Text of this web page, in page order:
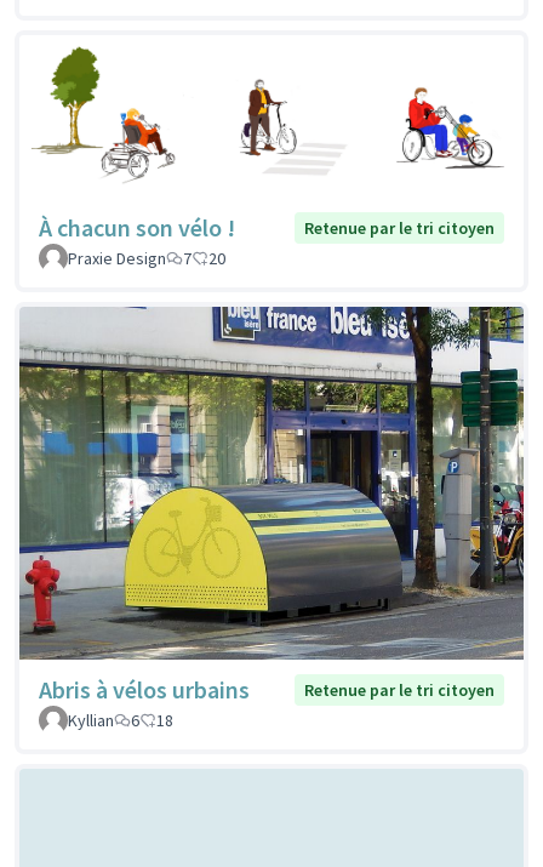
À chacun son vélo !
Retenue par le tri citoyen
Praxie Design
7 20
Abris à vélos urbains
Retenue par le tri citoyen
Kyllian
6 18